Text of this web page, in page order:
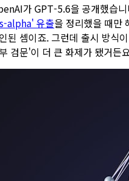
가 GPT-5.6을 공개했습니
alpha' 유출을 정리했을 때만
된 셈이죠. 그런데 출시 방식
검문'이 더 큰 화제가 됐거든